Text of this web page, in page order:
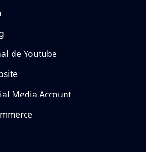
de Youtube
Media Account